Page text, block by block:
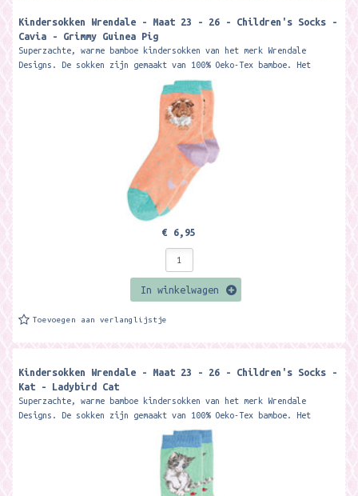
Kindersokken Wrendale - Maat 23 - 26 - Children's Socks -
Cavia - Grimmy Guinea Pig
Superzachte, warme bamboe kindersokken van het merk Wrendale
Designs. De sokken zijn gemaakt van 100% Oeko-Tex bamboe. Het
€ 6,95
In winkelwagen
Toevoegen aan verlanglijstje
Kindersokken Wrendale - Maat 23 - 26 - Children's Socks -
Kat - Ladybird Cat
Superzachte, warme bamboe kindersokken van het merk Wrendale
Designs. De sokken zijn gemaakt van 100% Oeko-Tex bamboe. Het